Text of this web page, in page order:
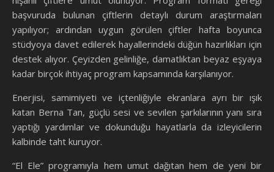
başvuruda bulunan çiftlerin detaylı durum araştırmaları
yapılıyor; ardından uygun görülen çiftler hafta boyunca
stüdyoya davet edilerek hayallerindeki düğün hazırlıkları için
destek alıyor. Çeyizden gelinliğe, damatlıktan beyaz eşyaya
kadar birçok ihtiyaç program kapsamında karşılanıyor.
Enerjisi, samimiyeti ve içtenliğiyle ekranlara ayrı bir ışık
katan Berna Tan, güçlü sesi ve sevilen şarkılarının yanı sıra
yaptığı yardımlar ve dokunduğu hayatlarla da izleyicilerin
kalbinde taht kuruyor.
“El Ele” programıyla hem umut dağıtan hem de yeni bir